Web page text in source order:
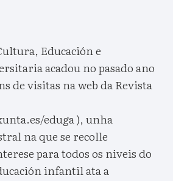
Educación e
acadou no pasado ano
de visitas na web da Revista
eduga ), unha
na que se recolle
para todos os niveis do
infantil ata a